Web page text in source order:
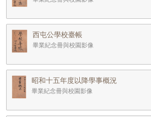
西屯公學校臺帳
畢業紀念冊與校園影像
昭和十五年度以降學事概況
畢業紀念冊與校園影像